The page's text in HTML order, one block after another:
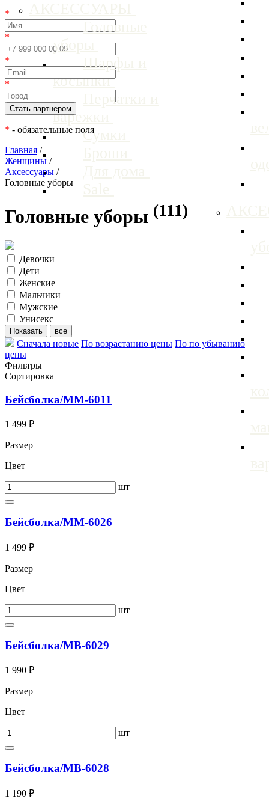
Головные
уборы
Шарфы и
косынки
Перчатки и
варежки
Сумки
*
*
*
*
* - обязательные поля
Главная /
Женщины /
Аксессуары /
Головные уборы
Головные уборы (111)
Девочки
Дети
Женские
Мальчики
Мужские
Унисекс
Сначала новые По возрастанию цены По по убыванию
цены
Фильтры
Сортировка
Бейсболка/ММ-6011
1 499 ₽
Размер
Цвет
шт
Бейсболка/ММ-6026
1 499 ₽
Размер
Цвет
шт
Бейсболка/МВ-6029
1 990 ₽
Размер
Цвет
шт
Бейсболка/МВ-6028
1 190 ₽